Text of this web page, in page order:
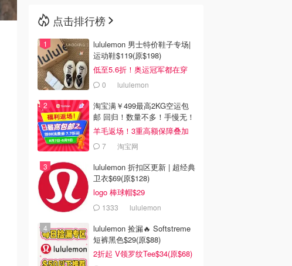
点击排行榜
lululemon 男士特价鞋子专场|
运动鞋$119(原$198)
低至5.6折！奥运冠军都在穿
0 lululemon
淘宝满￥499最高2KG空运包
邮 回归！数量不多！手慢无！
羊毛返场！3重高额保障叠加
7 淘宝网
lululemon 折扣区更新 | 超经典
卫衣$69(原$128)
logo 棒球帽$29
1333 lululemon
lululemon 捡漏🔥 Softstreme
短裤黑色$29(原$88)
2折起 V领罗纹Tee$34(原$68)